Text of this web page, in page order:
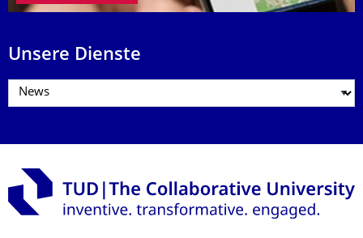
Unsere Dienste